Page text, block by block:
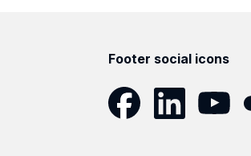
Footer social icons